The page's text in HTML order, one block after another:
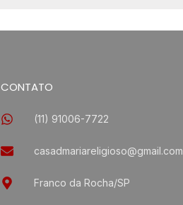
CONTATO
(11) 91006-7722
casadmariareligioso@gmail.com
Franco da Rocha/SP